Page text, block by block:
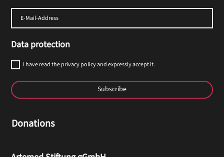
Data protection
I have read the privacy policy and expressly accept it.
Subscribe
Donations